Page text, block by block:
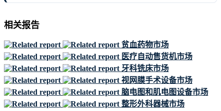
相关报告
贫血药物市场
医疗自动售货机市场
牙科铣床市场
视网膜手术设备市场
脑电图和肌电图设备市场
整形外科器械市场